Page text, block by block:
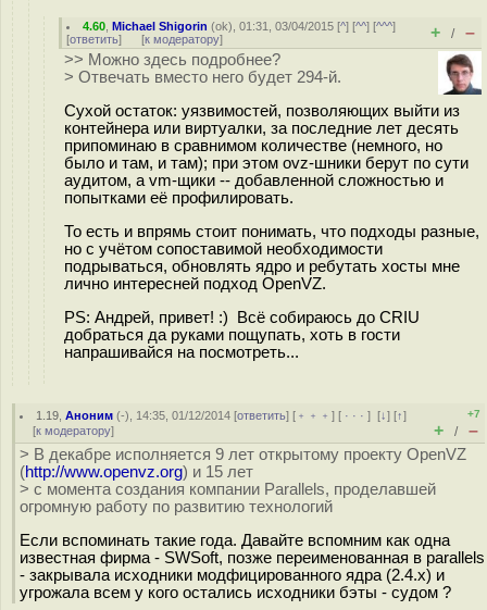
4.60 ,Michael Shigorin (ok), 01:31, 03/04/2015 [^] [^^] [^^^]
[ответить] [к модератору] + / –
>> Можно здесь подробнее?
> Отвечать вместо него будет 294-й.
Сухой остаток: уязвимостей, позволяющих выйти из
контейнера или виртуалки, за последние лет десять
припоминаю в сравнимом количестве (немного, но
было и там, и там); при этом ovz-шники берут по сути
аудитом, а vm-щики -- добавленной сложностью и
попытками её профилировать.
То есть и впрямь стоит понимать, что подходы разные,
но с учётом сопоставимой необходимости
подрываться, обновлять ядро и ребутать хосты мне
лично интересней подход OpenVZ.
PS: Андрей, привет! :) Всё собираюсь до CRIU
добраться да руками пощупать, хоть в гости
напрашивайся на посмотреть...
1.19 ,Аноним (-), 14:35, 01/12/2014 [ответить] [ ﹢﹢﹢] [ · · ·][↓] [↑]
[к модератору]
+7
+ / –
> В декабре исполняется 9 лет открытому проекту OpenVZ
(http://www.openvz.org) и 15 лет
> с момента создания компании Parallels, проделавшей
огромную работу по развитию технологий
Если вспоминать такие года. Давайте вспомним как одна
известная фирма - SWSoft, позже переименованная в parallels
- закрывала исходники модфицированного ядра (2.4.x) и
угрожала всем у кого остались исходники бэты - судом ?